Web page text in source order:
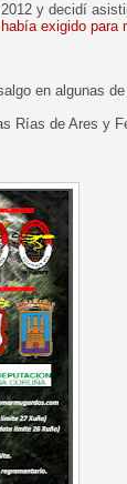
y decidí
exigido para
en algunas
Rías de Ares y